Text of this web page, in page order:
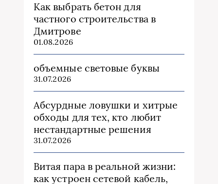
Как выбрать бетон для
частного строительства в
Дмитрове
01.08.2026
объемные световые буквы
31.07.2026
Абсурдные ловушки и хитрые
обходы для тех, кто любит
нестандартные решения
31.07.2026
Витая пара в реальной жизни:
как устроен сетевой кабель,